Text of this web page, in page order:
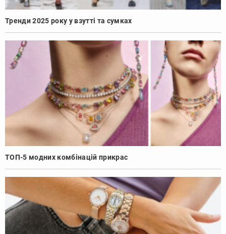
Тренди 2025 року у взутті та сумках
ТОП-5 модних комбінацій прикрас